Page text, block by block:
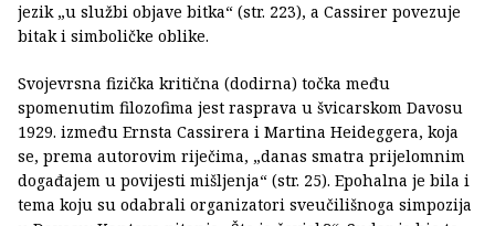
jezik „u službi objave bitka“ (str. 223), a Cassirer povezuje
bitak i simboličke oblike.
Svojevrsna fizička kritična (dodirna) točka među
spomenutim filozofima jest rasprava u švicarskom Davosu
1929. između Ernsta Cassirera i Martina Heideggera, koja
se, prema autorovim riječima, „danas smatra prijelomnim
događajem u povijesti mišljenja“ (str. 25). Epohalna je bila i
tema koju su odabrali organizatori sveučilišnoga simpozija